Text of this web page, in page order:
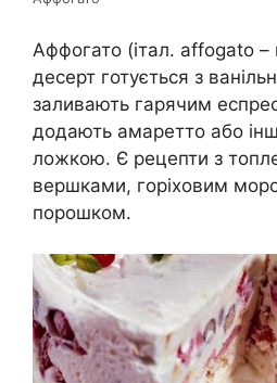
Аффогато (італ. affogato
десерт готується з
заливають гарячим
додають амаретто або
ложкою. Є рецепти з
вершками, горіховим
порошком.